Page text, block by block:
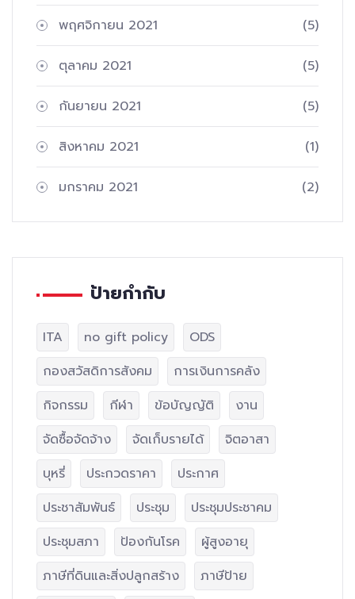
พฤศจิกายน 2021 (5)
ตุลาคม 2021 (5)
กันยายน 2021 (5)
สิงหาคม 2021 (1)
มกราคม 2021 (2)
ป้ายกำกับ
ITA no gift policy
ODS
กองสวัสดิการสังคม
การเงินการคลัง
กิจกรรม
กีฬา ข้อบัญญัติ
งาน
จัดซื้อจัดจ้าง
จัดเก็บรายได้
จิตอาสา
บุหรี่
ประกวดราคา
ประกาศ
ประชาสัมพันธ์
ประชุม
ประชุมประชาคม
ประชุมสภา
ป้องกันโรค
ผู้สูงอายุ
ภาษีที่ดินและสิ่งปลูกสร้าง
ภาษีป้าย